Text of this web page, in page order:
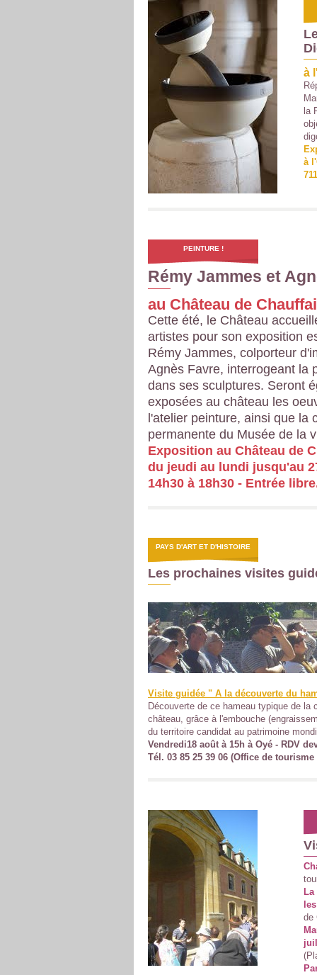
à
la
à
PEINTURE !
Rémy Jammes et
au Château de
Cette été, le Château
artistes pour son exposition
Rémy Jammes, colporteur
Agnès Favre, interrogeant la
dans ses sculptures. Seront
exposées au château les
l'atelier peinture, ainsi que la
permanente du Musée de la
Exposition au Château de
du jeudi au lundi jusqu'au
14h30 à 18h30 - Entrée
PAYS D'ART ET D'HISTOIRE
Les prochaines visites
Visite guidée " A la découverte du
Découverte de ce hameau typique de
château, grâce à l'embouche
du territoire candidat au patrimoine
Vendredi18 août à 15h à Oyé - RDV
Tél. 03 85 25 39 06 (Office de
de